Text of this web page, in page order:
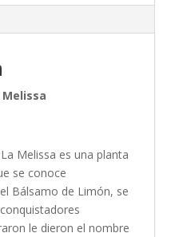
Melissa es una planta
se conoce
Bálsamo de Limón, se
le dieron el nombre